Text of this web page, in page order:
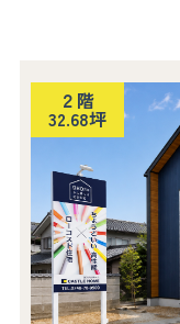
２階
32.68坪